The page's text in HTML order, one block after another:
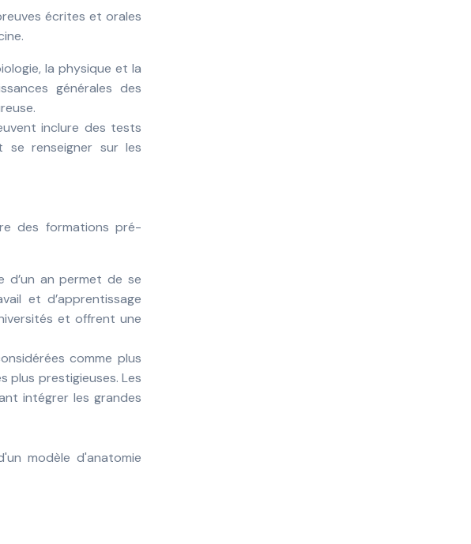
écrites et orales
la physique et la
générales des
inclure des tests
se renseigner sur les
des formations pré-
d’un an permet de se
et d’apprentissage
et offrent une
comme plus
plus prestigieuses. Les
intégrer les grandes